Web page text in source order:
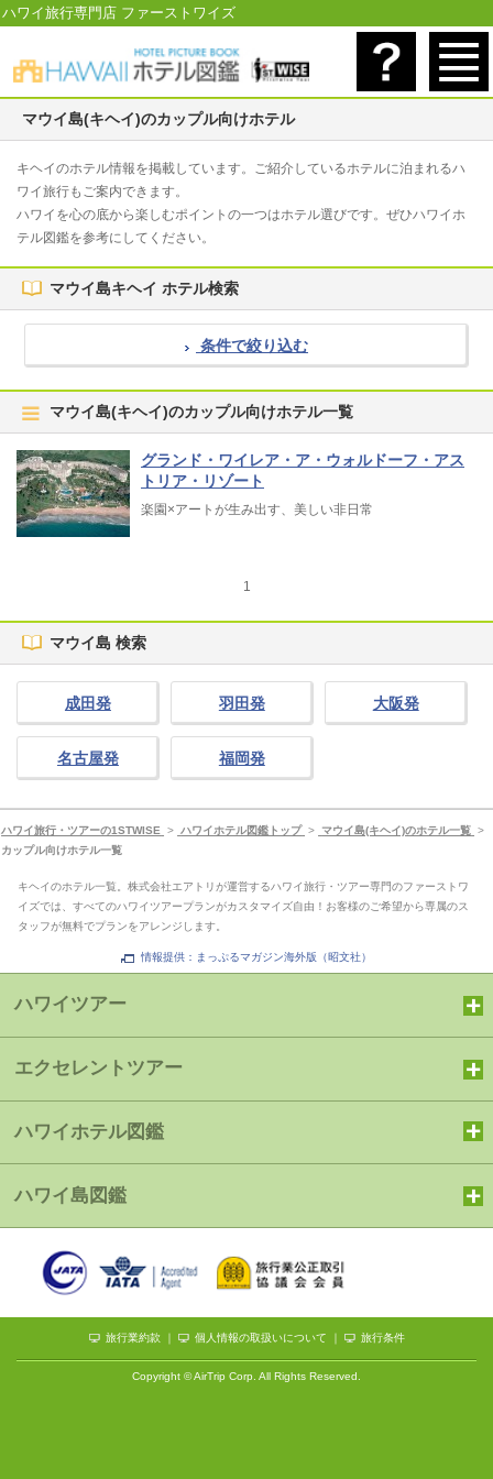
ハワイ旅行専門店 ファーストワイズ
マウイ島(キヘイ)のカップル向けホテル
キヘイのホテル情報を掲載しています。ご紹介しているホテルに泊まれるハ
ワイ旅行もご案内できます。
ハワイを心の底から楽しむポイントの一つはホテル選びです。ぜひハワイホ
テル図鑑を参考にしてください。
マウイ島キヘイ ホテル検索
条件で絞り込む
マウイ島(キヘイ)のカップル向けホテル一覧
グランド・ワイレア・ア・ウォルドーフ・アス
トリア・リゾート
楽園×アートが生み出す、美しい非日常
1
マウイ島 検索
成田発 羽田発 大阪発
名古屋発 福岡発
ハワイ旅行・ツアーの1STWISE > ハワイホテル図鑑トップ > マウイ島(キヘイ)のホテル一覧 >
カップル向けホテル一覧
キヘイのホテル一覧。株式会社エアトリが運営するハワイ旅行・ツアー専門のファーストワ
イズでは、すべてのハワイツアープランがカスタマイズ自由！お客様のご希望から専属のス
タッフが無料でプランをアレンジします。
情報提供：まっぷるマガジン海外版（昭文社）
ハワイツアー
エクセレントツアー
ハワイホテル図鑑
ハワイ島図鑑
旅行業約款｜ 個人情報の取扱いについて ｜ 旅行条件
Copyright © AirTrip Corp. All Rights Reserved.